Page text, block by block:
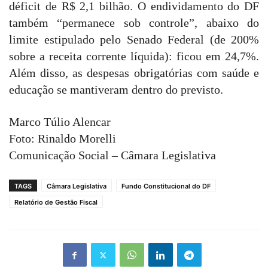
déficit de R$ 2,1 bilhão. O endividamento do DF
também “permanece sob controle”, abaixo do
limite estipulado pelo Senado Federal (de 200%
sobre a receita corrente líquida): ficou em 24,7%.
Além disso, as despesas obrigatórias com saúde e
educação se mantiveram dentro do previsto.
Marco Túlio Alencar
Foto: Rinaldo Morelli
Comunicação Social – Câmara Legislativa
TAGS Câmara Legislativa
Fundo Constitucional do DF
Relatório de Gestão Fiscal